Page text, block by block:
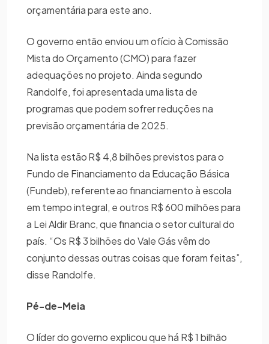
orçamentária para este ano.
O governo então enviou um ofício à Comissão
Mista do Orçamento (CMO) para fazer
adequações no projeto. Ainda segundo
Randolfe, foi apresentada uma lista de
programas que podem sofrer reduções na
previsão orçamentária de 2025.
Na lista estão R$ 4,8 bilhões previstos para o
Fundo de Financiamento da Educação Básica
(Fundeb), referente ao financiamento à escola
em tempo integral, e outros R$ 600 milhões para
a Lei Aldir Branc, que financia o setor cultural do
país. “Os R$ 3 bilhões do Vale Gás vêm do
conjunto dessas outras coisas que foram feitas”,
disse Randolfe.
Pé-de-Meia
O líder do governo explicou que há R$ 1 bilhão